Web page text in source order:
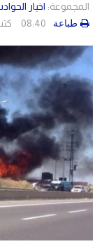
المجموعة: اخبار
08:40
طباعة